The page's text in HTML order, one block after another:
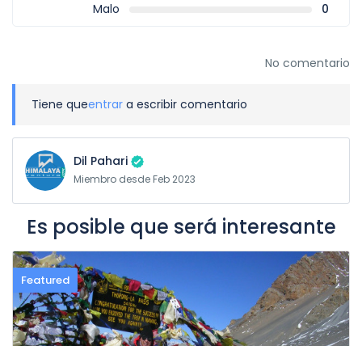
Malo
0
No comentario
Tiene queentrar a escribir comentario
Dil Pahari
Miembro desde Feb 2023
Es posible que será interesante
Featured